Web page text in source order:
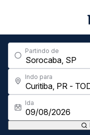
Partindo de
Indo para
Ida